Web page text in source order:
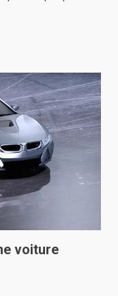
voiture